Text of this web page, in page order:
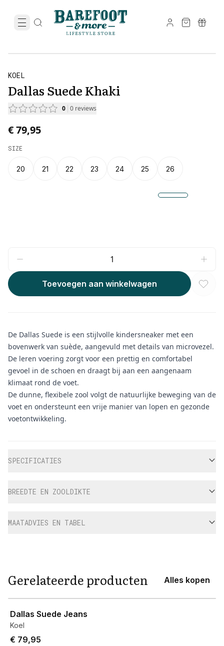
KOEL
Dallas Suede Khaki
0 0 reviews
€ 79,95
SIZE
20 21 22 23 24 25 26
Toevoegen aan winkelwagen
De Dallas Suede is een stijlvolle kindersneaker met een
bovenwerk van suède, aangevuld met details van microvezel.
De leren voering zorgt voor een prettig en comfortabel
gevoel in de schoen en draagt bij aan een aangenaam
klimaat rond de voet.
De dunne, flexibele zool volgt de natuurlijke beweging van de
voet en ondersteunt een vrije manier van lopen en gezonde
voetontwikkeling.
SPECIFICATIES
BREEDTE EN ZOOLDIKTE
MAATADVIES EN TABEL
Gerelateerde producten Alles kopen
Dallas Suede Jeans
Koel
€ 79,95